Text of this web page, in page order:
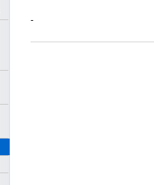
-